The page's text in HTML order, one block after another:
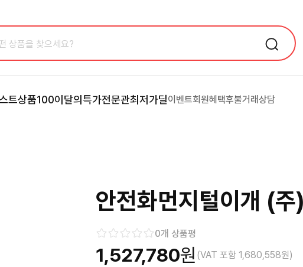
트상품100이달의특가전문관최저가딜이벤트회원혜택후불거래상담
안전화먼지털이개 (주
0개 상품평
1,527,780원 (VAT 포함 1,680,558원)